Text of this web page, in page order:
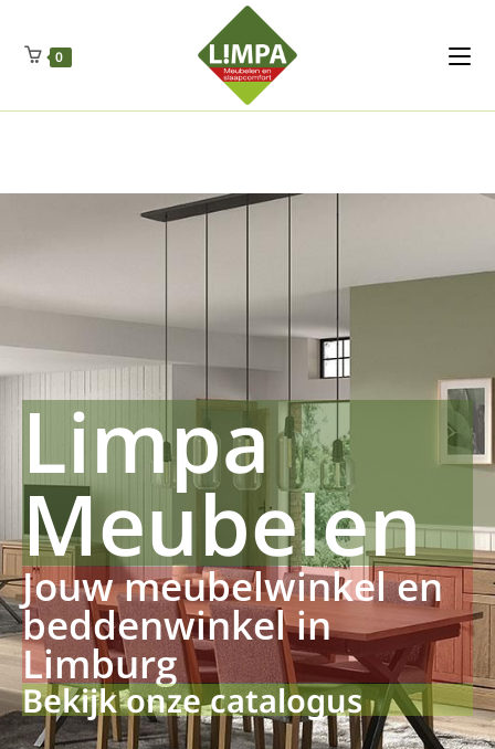
Regenschut
Drueckerpro
Fettsauren Dekemax Kapselmed
Luftkuhlen Zauberfan Netzfenste Insektensc
0
Limpa
Meubelen
Jouw meubelwinkel en
beddenwinkel in
Limburg
Bekijk onze catalogus